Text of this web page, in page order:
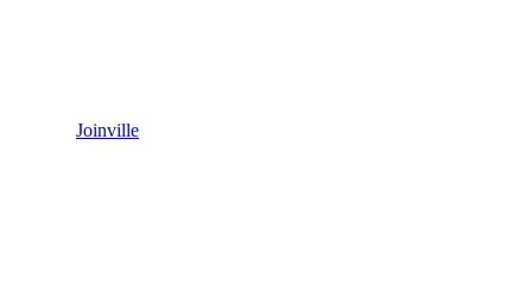
Joinville